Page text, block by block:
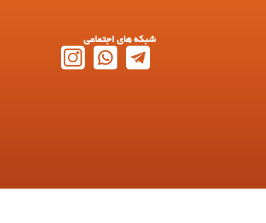
شبکه های اجتماعی